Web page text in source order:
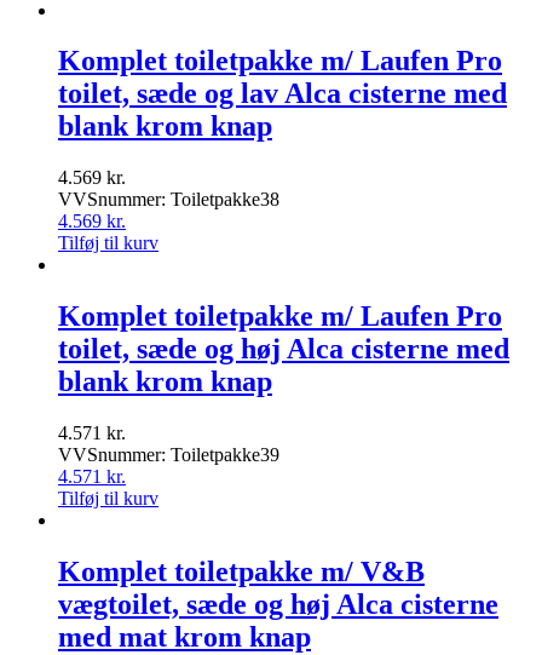
Komplet toiletpakke m/ Laufen Pro
toilet, sæde og lav Alca cisterne med
blank krom knap
4.569 kr.
VVSnummer: Toiletpakke38
4.569 kr.
Tilføj til kurv
Komplet toiletpakke m/ Laufen Pro
toilet, sæde og høj Alca cisterne med
blank krom knap
4.571 kr.
VVSnummer: Toiletpakke39
4.571 kr.
Tilføj til kurv
Komplet toiletpakke m/ V&B
vægtoilet, sæde og høj Alca cisterne
med mat krom knap